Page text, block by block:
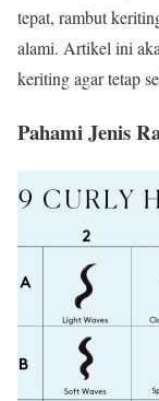
tepat, rambut
alami. Artikel ini
keriting agar tetap
Pahami Jenis